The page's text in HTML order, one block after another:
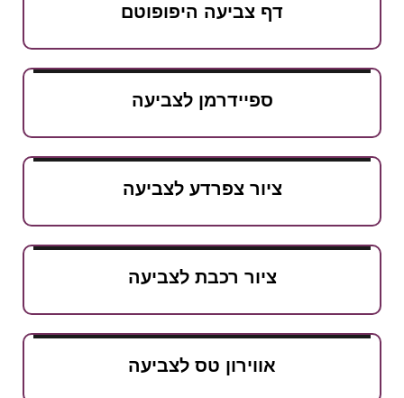
דף צביעה היפופוטם
ספיידרמן לצביעה
ציור צפרדע לצביעה
ציור רכבת לצביעה
אווירון טס לצביעה